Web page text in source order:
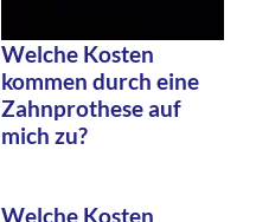
Welche Kosten
kommen durch eine
Zahnprothese auf
mich zu?
Welche Kosten